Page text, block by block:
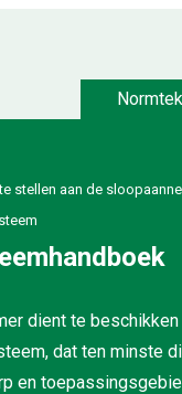
stellen aan de
dient te
dat ten minste
en